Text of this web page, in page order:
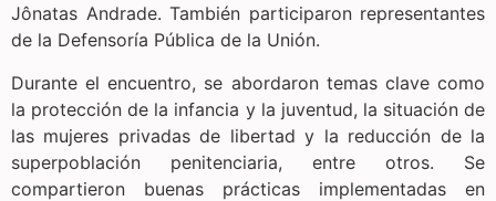
Jônatas Andrade. También participaron representantes
de la Defensoría Pública de la Unión.
Durante el encuentro, se abordaron temas clave como
la protección de la infancia y la juventud, la situación de
las mujeres privadas de libertad y la reducción de la
superpoblación penitenciaria, entre otros. Se
compartieron buenas prácticas implementadas en